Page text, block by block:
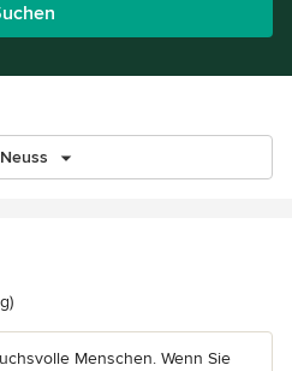
Neuss
5 von 5 Sternen
Menschen. Wenn Sie